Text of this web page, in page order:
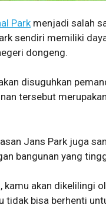
Park menjadi salah
sendiri memiliki
dongeng.
disuguhkan
tersebut
Jans Park juga
bangunan yang
kamu akan dikelilingi
tidak bisa berhenti